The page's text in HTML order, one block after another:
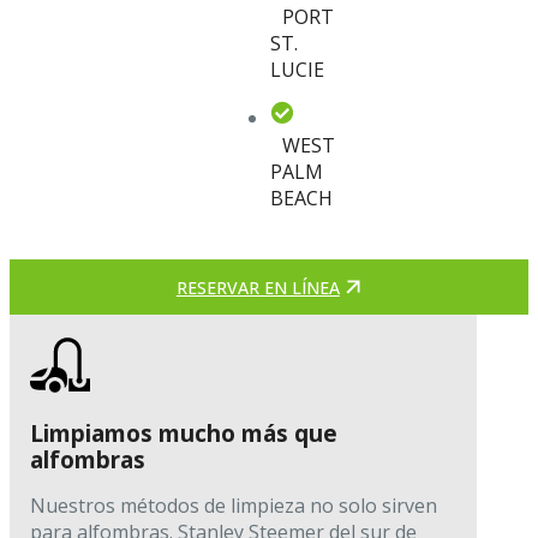
PORT
ST.
LUCIE
WEST
PALM
BEACH
RESERVAR EN LÍNEA
Limpiamos mucho más que
alfombras
Nuestros métodos de limpieza no solo sirven
para alfombras. Stanley Steemer del sur de